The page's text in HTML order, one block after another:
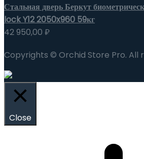
Стальная дверь Беркут
lock Y12 2050x960 59кг
42 950,00 ₽
Copyrights © Orchid Store Pro. All
Close